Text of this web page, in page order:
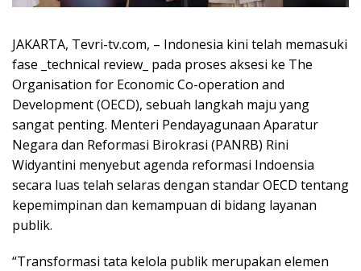
JAKARTA, Tevri-tv.com, – Indonesia kini telah memasuki
fase _technical review_ pada proses aksesi ke The
Organisation for Economic Co-operation and
Development (OECD), sebuah langkah maju yang
sangat penting. Menteri Pendayagunaan Aparatur
Negara dan Reformasi Birokrasi (PANRB) Rini
Widyantini menyebut agenda reformasi Indoensia
secara luas telah selaras dengan standar OECD tentang
kepemimpinan dan kemampuan di bidang layanan
publik.
“Transformasi tata kelola publik merupakan elemen